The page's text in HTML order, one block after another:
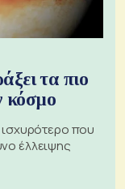
τα πιο
κόσμο
ισχυρότερο που
έλλειψης